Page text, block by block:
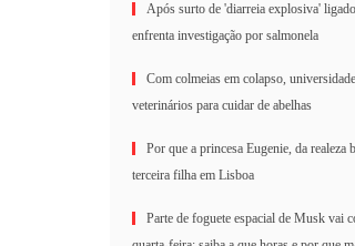
Após surto de 'diarreia explosiva'
enfrenta investigação por salmonela
Com colmeias em colapso,
veterinários para cuidar de abelhas
Por que a princesa Eugenie, da realeza
terceira filha em Lisboa
Parte de foguete espacial de Musk vai